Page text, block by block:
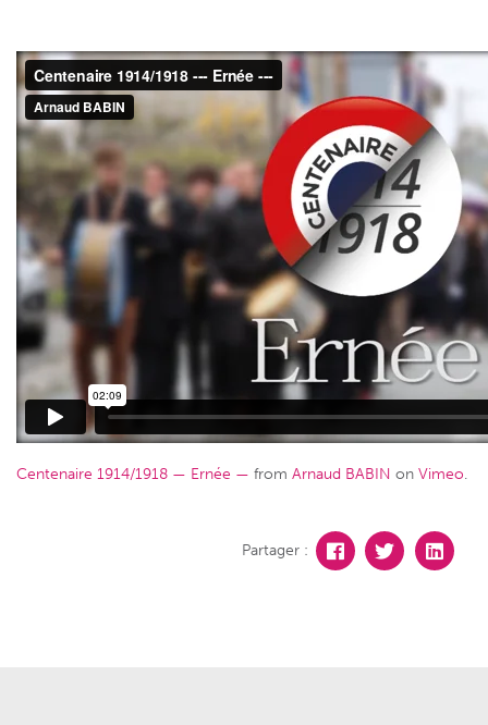
Centenaire 1914/1918 — Ernée — from Arnaud BABIN on Vimeo.
Partager :